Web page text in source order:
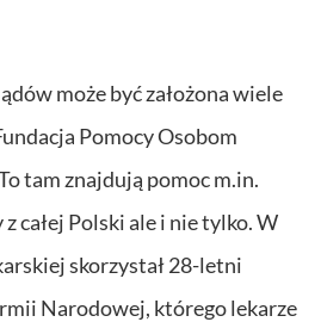
może być założona wiele
Pomocy Osobom
tam znajdują pomoc m.in.
całej Polski ale i nie tylko. W
skorzystał 28-letni
Narodowej, którego lekarze